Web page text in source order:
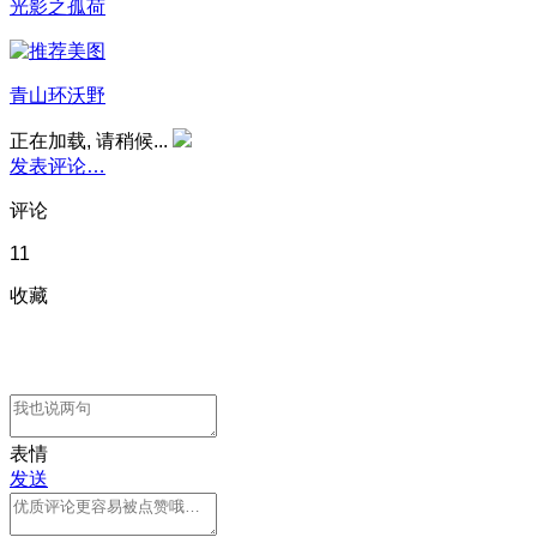
光影之孤荷
青山环沃野
正在加载, 请稍候...
发表评论…
评论
11
收藏
表情
发送